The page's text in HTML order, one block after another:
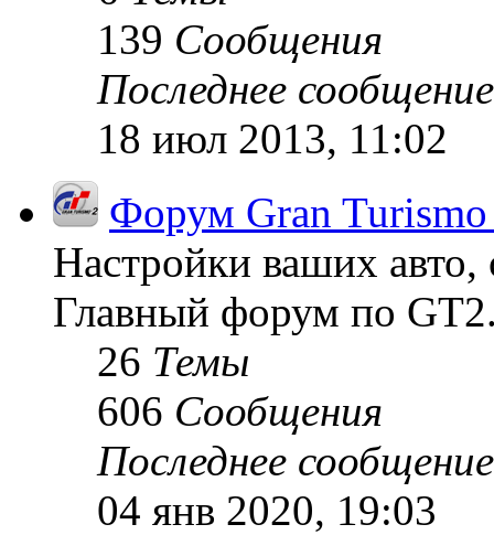
139 Сообщения
Последнее сообщение
18 июл 2013, 11:02
Форум Gran
Настройки ваших авто,
Главный форум по
26 Темы
606 Сообщения
Последнее сообщение
04 янв 2020, 19:03